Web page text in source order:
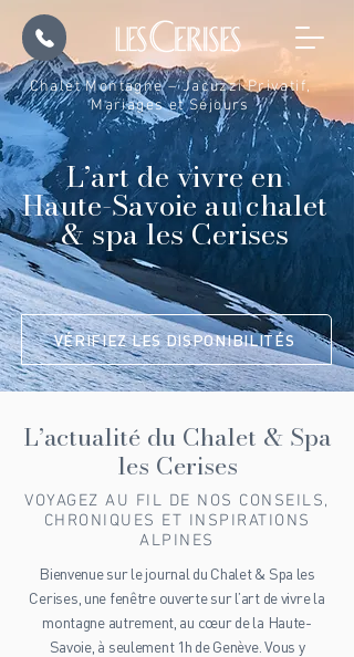
Chalet Montagne – Jacuzzi Privatif,
Mariages et Séjours
L’art de vivre en
Haute-Savoie au chalet
& spa les Cerises
VÉRIFIEZ LES DISPONIBILITÉS
L’actualité du Chalet & Spa
les Cerises
VOYAGEZ AU FIL DE NOS CONSEILS,
CHRONIQUES ET INSPIRATIONS
ALPINES
Bienvenue sur le journal du Chalet & Spa les
Cerises, une fenêtre ouverte sur l’art de vivre la
montagne autrement, au cœur de la Haute-
Savoie, à seulement 1h de Genève. Vous y